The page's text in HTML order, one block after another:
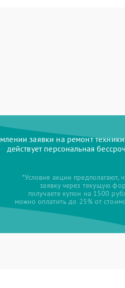
заявки на ремонт техники
действует персональная
*Условия акции предполагают,
заявку через текущую
получаете купон на 1500
можно оплатить до 25% от